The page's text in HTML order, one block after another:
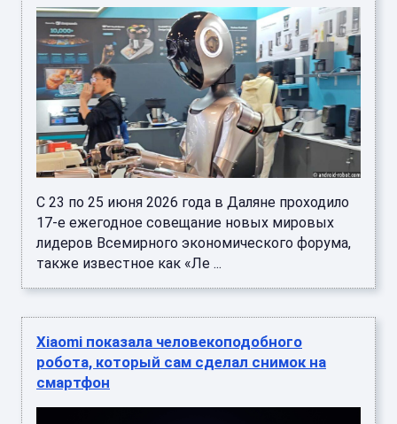
С 23 по 25 июня 2026 года в Даляне проходило
17-е ежегодное совещание новых мировых
лидеров Всемирного экономического форума,
также известное как «Ле ...
Xiaomi показала человекоподобного
робота, который сам сделал снимок на
смартфон